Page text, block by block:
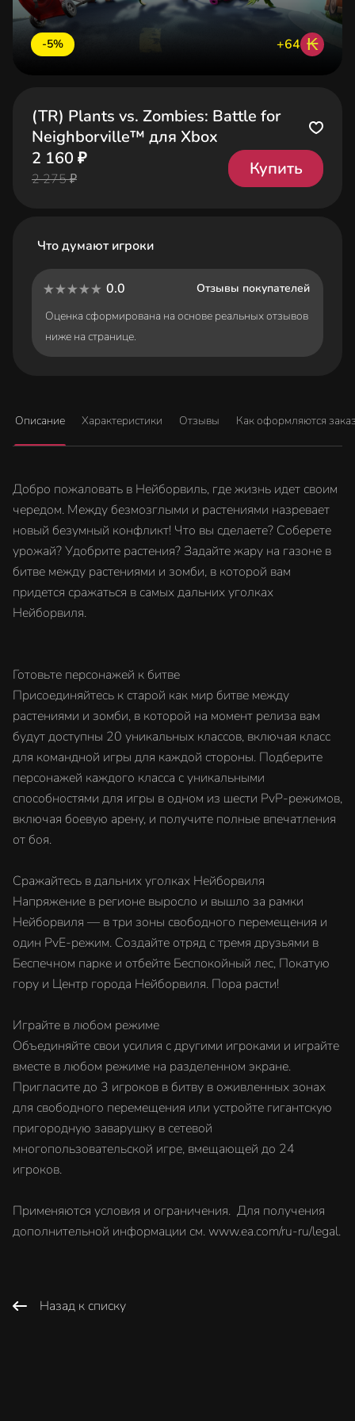
-5% +64 ₭
(TR) Plants vs. Zombies: Battle for
Neighborville™ для Xbox
2 160 ₽
2 275 ₽
Купить
Что думают игроки
0.0
Отзывы покупателей
Оценка сформирована на основе реальных отзывов
ниже на странице.
Описание Характеристики Отзывы Как оформляются
Добро пожаловать в Нейборвиль, где жизнь идет своим
чередом. Между безмозглыми и растениями назревает
новый безумный конфликт! Что вы сделаете? Соберете
урожай? Удобрите растения? Задайте жару на газоне в
битве между растениями и зомби, в которой вам
придется сражаться в самых дальних уголках
Нейборвиля.
Готовьте персонажей к битве
Присоединяйтесь к старой как мир битве между
растениями и зомби, в которой на момент релиза вам
будут доступны 20 уникальных классов, включая класс
для командной игры для каждой стороны. Подберите
персонажей каждого класса с уникальными
способностями для игры в одном из шести PvP-режимов,
включая боевую арену, и получите полные впечатления
от боя.
Сражайтесь в дальних уголках Нейборвиля
Напряжение в регионе выросло и вышло за рамки
Нейборвиля — в три зоны свободного перемещения и
один PvE-режим. Создайте отряд с тремя друзьями в
Беспечном парке и отбейте Беспокойный лес, Покатую
гору и Центр города Нейборвиля. Пора расти!
Играйте в любом режиме
Объединяйте свои усилия с другими игроками и играйте
вместе в любом режиме на разделенном экране.
Пригласите до 3 игроков в битву в оживленных зонах
для свободного перемещения или устройте гигантскую
пригородную заварушку в сетевой
многопользовательской игре, вмещающей до 24
игроков.
Применяются условия и ограничения. Для получения
дополнительной информации см. www.ea.com/ru-ru/legal.
Назад к списку